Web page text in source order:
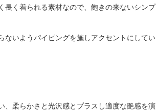
長く着られる素材なので、飽きの来ないシンプ
ないようパイピングを施しアクセントにしてい
、柔らかさと光沢感とプラスし適度な艶感を演